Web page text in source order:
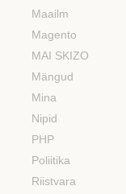
Maailm
Magento
MAI SKIZO
Mängud
Mina
Nipid
PHP
Poliitika
Riistvara